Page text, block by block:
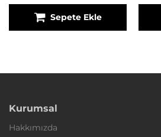
Sepete Ekle
Kurumsal
Hakkımızda